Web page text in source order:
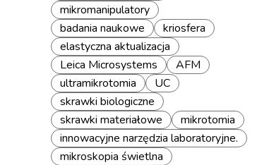
mikromanipulatory
badania naukowe
kriosfera
elastyczna aktualizacja
Leica Microsystems
AFM
ultramikrotomia
UC
skrawki biologiczne
skrawki materiałowe
mikrotomia
innowacyjne narzędzia laboratoryjne.
mikroskopia świetlna